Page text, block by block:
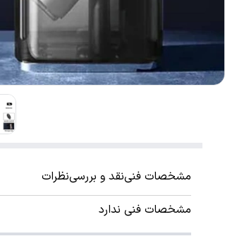
مشخصات فنینقد و بررسینظرات
مشخصات فنی ندارد